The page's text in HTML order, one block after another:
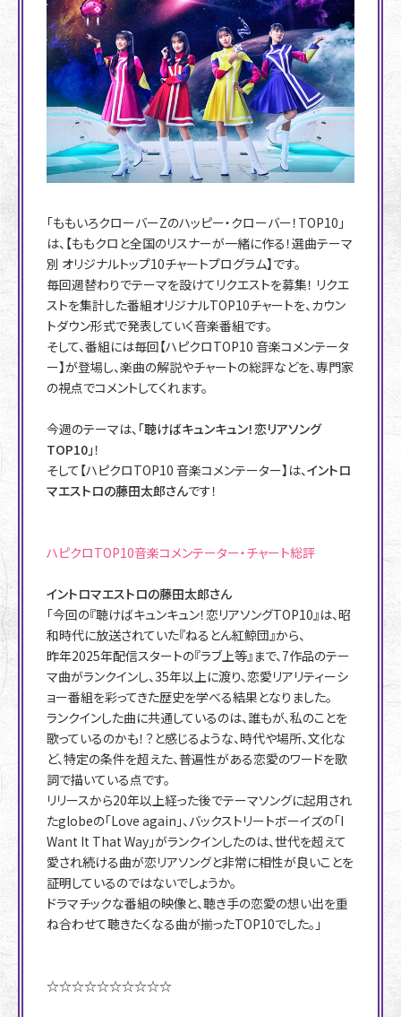
「ももいろクローバーZのハッピー・クローバー！TOP10」
は、【ももクロと全国のリスナーが一緒に作る！選曲テーマ
別 オリジナルトップ10チャートプログラム】です。
毎回週替わりでテーマを設けてリクエストを募集！ リクエ
ストを集計した番組オリジナルTOP10チャートを、カウン
トダウン形式で発表していく音楽番組です。
そして、番組には毎回【ハピクロTOP10 音楽コメンテータ
ー】が登場し、楽曲の解説やチャートの総評などを、専門家
の視点でコメントしてくれます。
今週のテーマは、 「聴けばキュンキュン！恋リアソング
TOP10」！
そして【ハピクロTOP10 音楽コメンテーター】は、イントロ
マエストロの藤田太郎さんです！
ハピクロTOP10音楽コメンテーター・チャート総評
イントロマエストロの藤田太郎さん
「今回の『聴けばキュンキュン！恋リアソングTOP10』は、昭
和時代に放送されていた『ねるとん紅鯨団』から、
昨年2025年配信スタートの『ラブ上等』まで、7作品のテー
マ曲がランクインし、35年以上に渡り、恋愛リアリティーシ
ョー番組を彩ってきた歴史を学べる結果となりました。
ランクインした曲に共通しているのは、誰もが、私のことを
歌っているのかも！？と感じるような、時代や場所、文化な
ど、特定の条件を超えた、普遍性がある恋愛のワードを歌
詞で描いている点です。
リリースから20年以上経った後でテーマソングに起用され
たglobeの「Love again」、バックストリートボーイズの「I
Want It That Way」がランクインしたのは、世代を超えて
愛され続ける曲が恋リアソングと非常に相性が良いことを
証明しているのではないでしょうか。
ドラマチックな番組の映像と、聴き手の恋愛の想い出を重
ね合わせて聴きたくなる曲が揃ったTOP10でした。」
☆☆☆☆☆☆☆☆☆☆